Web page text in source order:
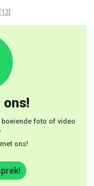
ons!
boeiende foto of video
ons!